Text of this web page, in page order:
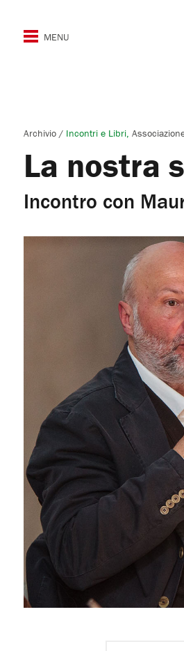
Archivio / Incontri e Libri
La nostra
Incontro con